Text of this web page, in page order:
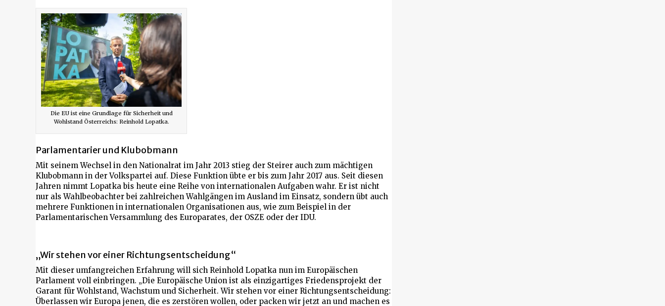
Die EU ist eine Grundlage für Sicherheit und
Wohlstand Österreichs: Reinhold Lopatka.
Parlamentarier und Klubobmann
Mit seinem Wechsel in den Nationalrat im Jahr 2013 stieg der Steirer auch zum mächtigen
Klubobmann in der Volkspartei auf. Diese Funktion übte er bis zum Jahr 2017 aus. Seit diesen
Jahren nimmt Lopatka bis heute eine Reihe von internationalen Aufgaben wahr. Er ist nicht
nur als Wahlbeobachter bei zahlreichen Wahlgängen im Ausland im Einsatz, sondern übt auch
mehrere Funktionen in internationalen Organisationen aus, wie zum Beispiel in der
Parlamentarischen Versammlung des Europarates, der OSZE oder der IDU.
„Wir stehen vor einer Richtungsentscheidung“
Mit dieser umfangreichen Erfahrung will sich Reinhold Lopatka nun im Europäischen
Parlament voll einbringen. „Die Europäische Union ist als einzigartiges Friedensprojekt der
Garant für Wohlstand, Wachstum und Sicherheit. Wir stehen vor einer Richtungsentscheidung:
Überlassen wir Europa jenen, die es zerstören wollen, oder packen wir jetzt an und machen es